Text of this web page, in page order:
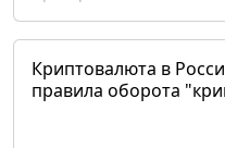
Криптовалюта в
правила оборота